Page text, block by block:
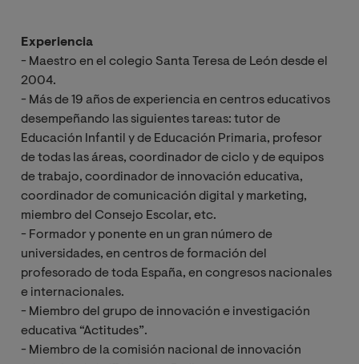
Experiencia
- Maestro en el colegio Santa Teresa de León desde el
2004.
- Más de 19 años de experiencia en centros educativos
desempeñando las siguientes tareas: tutor de
Educación Infantil y de Educación Primaria, profesor
de todas las áreas, coordinador de ciclo y de equipos
de trabajo, coordinador de innovación educativa,
coordinador de comunicación digital y marketing,
miembro del Consejo Escolar, etc.
- Formador y ponente en un gran número de
universidades, en centros de formación del
profesorado de toda España, en congresos nacionales
e internacionales.
- Miembro del grupo de innovación e investigación
educativa “Actitudes”.
- Miembro de la comisión nacional de innovación